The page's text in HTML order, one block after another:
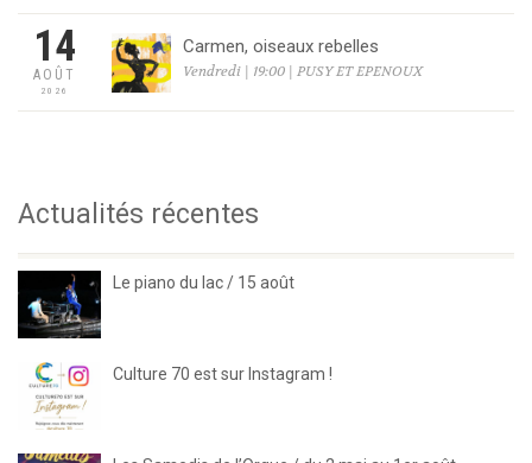
14
AOÛT
2026
Carmen, oiseaux rebelles
Vendredi | 19:00 | PUSY ET EPENOUX
Actualités récentes
Le piano du lac / 15 août
Culture 70 est sur Instagram !